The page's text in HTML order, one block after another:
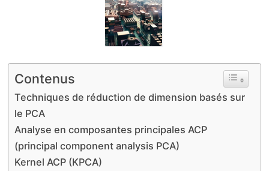
Contenus
Techniques de réduction de dimension basés sur
le PCA
Analyse en composantes principales ACP
(principal component analysis PCA)
Kernel ACP (KPCA)